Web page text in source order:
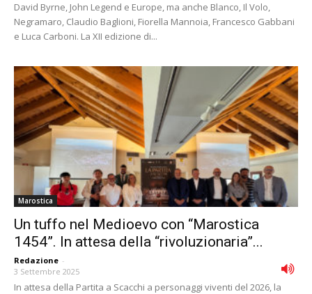
David Byrne, John Legend e Europe, ma anche Blanco, Il Volo,
Negramaro, Claudio Baglioni, Fiorella Mannoia, Francesco Gabbani
e Luca Carboni. La XII edizione di...
Marostica
Un tuffo nel Medioevo con “Marostica
1454”. In attesa della “rivoluzionaria”...
Redazione -
3 Settembre 2025
In attesa della Partita a Scacchi a personaggi viventi del 2026, la